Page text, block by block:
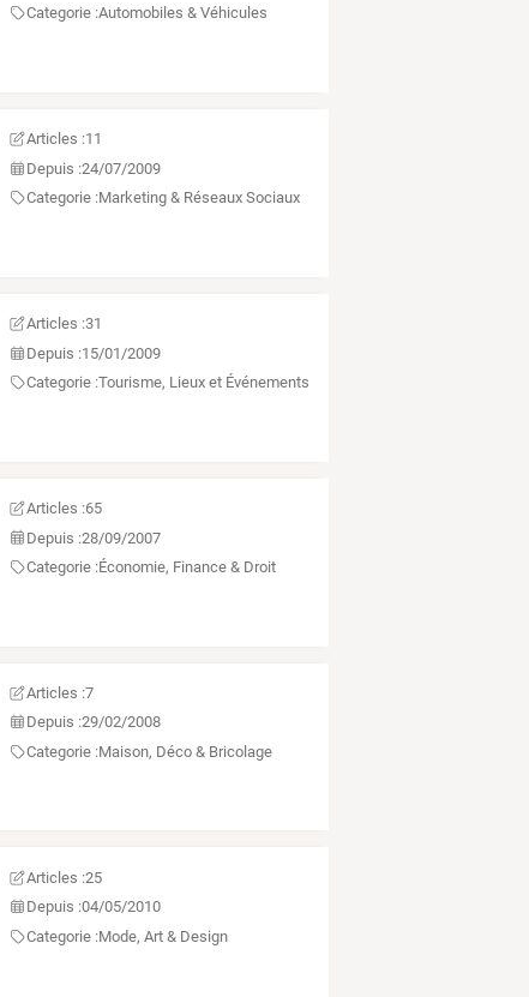
Categorie :Automobiles & Véhicules
Articles :11
Depuis :24/07/2009
Categorie :Marketing & Réseaux Sociaux
Articles :31
Depuis :15/01/2009
Categorie :Tourisme, Lieux et Événements
Articles :65
Depuis :28/09/2007
Categorie :Économie, Finance & Droit
Articles :7
Depuis :29/02/2008
Categorie :Maison, Déco & Bricolage
Articles :25
Depuis :04/05/2010
Categorie :Mode, Art & Design